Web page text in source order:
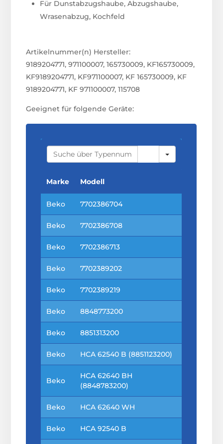
Für Dunstabzugshaube, Abzugshaube,
Wrasenabzug, Kochfeld
Artikelnummer(n) Hersteller:
9189204771, 971100007, 165730009, KF165730009,
KF9189204771, KF971100007, KF 165730009, KF
9189204771, KF 971100007, 115708
Geeignet für folgende Geräte:
S
A
C
H
Marke Modell
Beko 7702386704
Beko 7702386708
Beko 7702386713
Beko 7702389202
Beko 7702389219
Beko 8848773200
Beko 8851313200
Beko HCA 62540 B (8851123200)
Beko
HCA 62640 BH
(8848783200)
Beko HCA 62640 WH
Beko HCA 92540 B